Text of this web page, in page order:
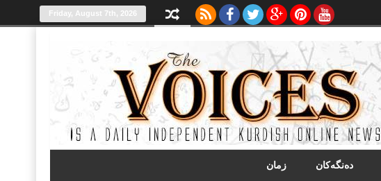
Friday, August 7th, 2026
دەنگەکان زمان